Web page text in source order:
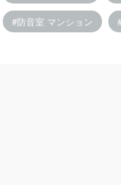
防音室 マンション